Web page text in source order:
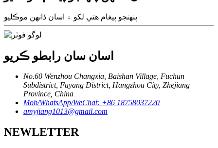
پنهنجو پيغام هتي لکو ۽ اسان ڏانهن موڪليو
اسان سان رابطو ڪريو
No.60 Wenzhou Changxia, Baishan Village, Fuchun
Subdistrict, Fuyang District, Hangzhou City, Zhejiang
Province, China
Mob/WhatsApp/WeChat: +86 18758037220
amyjiang1013@gmail.com
NEWLETTER